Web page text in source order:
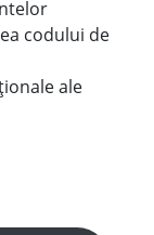
codului de
ale